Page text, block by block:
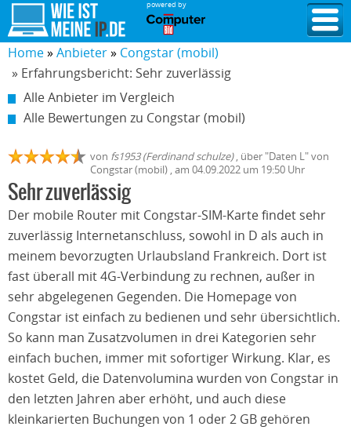
powered by
Home Anbieter
Congstar (mobil)
» Erfahrungsbericht: Sehr zuverlässig
Alle Anbieter im Vergleich
Alle Bewertungen zu Congstar (mobil)
von fs1953 (Ferdinand schulze), über "Daten L" von
Congstar (mobil) , am 04.09.2022 um 19:50 Uhr
Sehr zuverlässig
Der mobile Router mit Congstar-SIM-Karte findet sehr
zuverlässig Internetanschluss, sowohl in D als auch in
meinem bevorzugten Urlaubsland Frankreich. Dort ist
fast überall mit 4G-Verbindung zu rechnen, außer in
sehr abgelegenen Gegenden. Die Homepage von
Congstar ist einfach zu bedienen und sehr übersichtlich.
So kann man Zusatzvolumen in drei Kategorien sehr
einfach buchen, immer mit sofortiger Wirkung. Klar, es
kostet Geld, die Datenvolumina wurden von Congstar in
den letzten Jahren aber erhöht, und auch diese
kleinkarierten Buchungen von 1 oder 2 GB gehören